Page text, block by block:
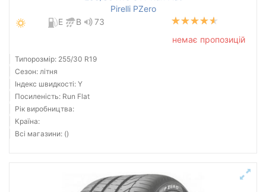
Pirelli PZero
E
B
73
немає пропозицій
Типорозмір: 255/30 R19
Сезон: літня
Індекс швидкості: Y
Посиленість: Run Flat
Рік виробництва:
Країна:
Всі магазини: ()